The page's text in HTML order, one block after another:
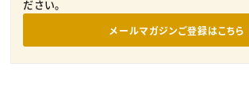
ださい。
メールマガジンご登録はこちら